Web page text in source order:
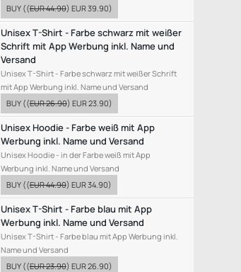
BUY ((EUR 44.90) EUR 39.90)
Unisex T-Shirt - Farbe schwarz mit weißer
Schrift mit App Werbung inkl. Name und
Versand
Unisex T-Shirt - Farbe schwarz mit weißer Schrift
mit App Werbung inkl. Name und Versand
BUY ((EUR 26.90) EUR 23.90)
Unisex Hoodie - Farbe weiß mit App
Werbung inkl. Name und Versand
Unisex Hoodie - in der Farbe weiß mit App
Werbung inkl. Name und Versand
BUY ((EUR 44.90) EUR 34.90)
Unisex T-Shirt - Farbe blau mit App
Werbung inkl. Name und Versand
Unisex T-Shirt - Farbe blau mit App Werbung inkl.
Name und Versand
BUY ((EUR 23.90) EUR 26.90)